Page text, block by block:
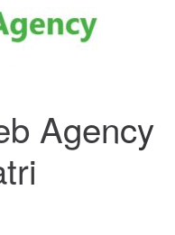
Agency